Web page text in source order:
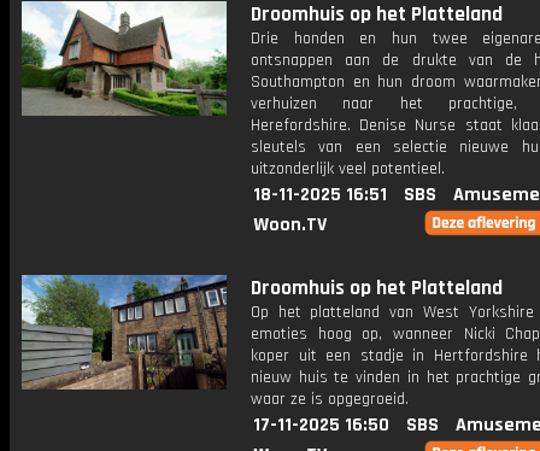
Droomhuis op het Platteland
Drie honden en hun twee
ontsnappen aan de drukte van de
Southampton en hun droom
verhuizen naar het prachtige,
Herefordshire. Denise Nurse staat
sleutels van een selectie nieuwe
uitzonderlijk veel potentieel.
18-11-2025 16:51 SBS
Woon.TV
Droomhuis op het Platteland
Op het platteland van West
emoties hoog op, wanneer Nicki
koper uit een stadje in Hertfordshire
nieuw huis te vinden in het prachtige
waar ze is opgegroeid.
17-11-2025 16:50 SBS